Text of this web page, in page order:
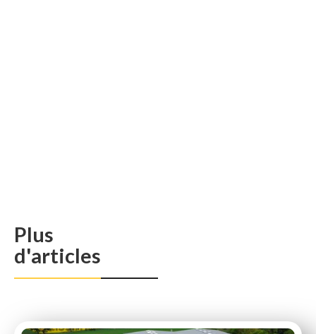
Plus
d'articles